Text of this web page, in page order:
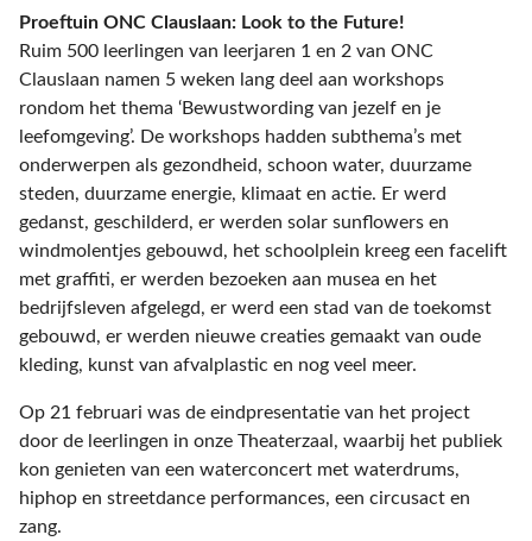
Proeftuin ONC Clauslaan: Look to the Future!
Ruim 500 leerlingen van leerjaren 1 en 2 van ONC
Clauslaan namen 5 weken lang deel aan workshops
rondom het thema ‘Bewustwording van jezelf en je
leefomgeving’. De workshops hadden subthema’s met
onderwerpen als gezondheid, schoon water, duurzame
steden, duurzame energie, klimaat en actie. Er werd
gedanst, geschilderd, er werden solar sunflowers en
windmolentjes gebouwd, het schoolplein kreeg een facelift
met graffiti, er werden bezoeken aan musea en het
bedrijfsleven afgelegd, er werd een stad van de toekomst
gebouwd, er werden nieuwe creaties gemaakt van oude
kleding, kunst van afvalplastic en nog veel meer.
Op 21 februari was de eindpresentatie van het project
door de leerlingen in onze Theaterzaal, waarbij het publiek
kon genieten van een waterconcert met waterdrums,
hiphop en streetdance performances, een circusact en
zang.